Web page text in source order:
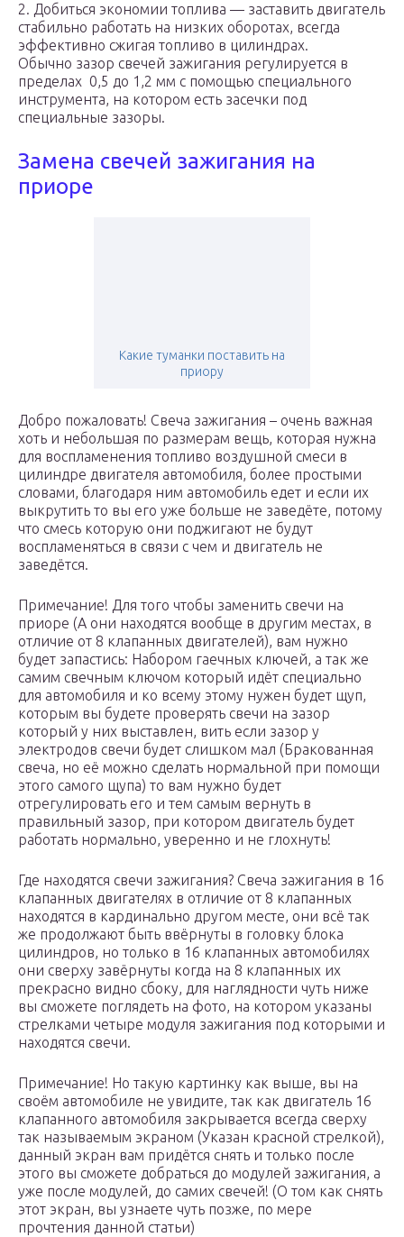
2. Добиться экономии топлива — заставить двигатель
стабильно работать на низких оборотах, всегда
эффективно сжигая топливо в цилиндрах.
Обычно зазор свечей зажигания регулируется в
пределах 0,5 до 1,2 мм с помощью специального
инструмента, на котором есть засечки под
специальные зазоры.
Замена свечей зажигания на
приоре
Какие туманки поставить на
приору
Добро пожаловать! Свеча зажигания – очень важная
хоть и небольшая по размерам вещь, которая нужна
для воспламенения топливо воздушной смеси в
цилиндре двигателя автомобиля, более простыми
словами, благодаря ним автомобиль едет и если их
выкрутить то вы его уже больше не заведёте, потому
что смесь которую они поджигают не будут
воспламеняться в связи с чем и двигатель не
заведётся.
Примечание! Для того чтобы заменить свечи на
приоре (А они находятся вообще в другим местах, в
отличие от 8 клапанных двигателей), вам нужно
будет запастись: Набором гаечных ключей, а так же
самим свечным ключом который идёт специально
для автомобиля и ко всему этому нужен будет щуп,
которым вы будете проверять свечи на зазор
который у них выставлен, вить если зазор у
электродов свечи будет слишком мал (Бракованная
свеча, но её можно сделать нормальной при помощи
этого самого щупа) то вам нужно будет
отрегулировать его и тем самым вернуть в
правильный зазор, при котором двигатель будет
работать нормально, уверенно и не глохнуть!
Где находятся свечи зажигания? Свеча зажигания в 16
клапанных двигателях в отличие от 8 клапанных
находятся в кардинально другом месте, они всё так
же продолжают быть ввёрнуты в головку блока
цилиндров, но только в 16 клапанных автомобилях
они сверху завёрнуты когда на 8 клапанных их
прекрасно видно сбоку, для наглядности чуть ниже
вы сможете поглядеть на фото, на котором указаны
стрелками четыре модуля зажигания под которыми и
находятся свечи.
Примечание! Но такую картинку как выше, вы на
своём автомобиле не увидите, так как двигатель 16
клапанного автомобиля закрывается всегда сверху
так называемым экраном (Указан красной стрелкой),
данный экран вам придётся снять и только после
этого вы сможете добраться до модулей зажигания, а
уже после модулей, до самих свечей! (О том как снять
этот экран, вы узнаете чуть позже, по мере
прочтения данной статьи)